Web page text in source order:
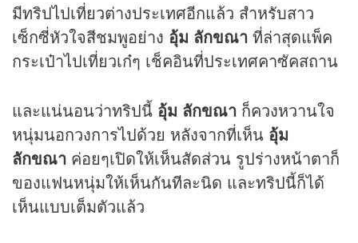
มีทริปไปเที่ยวต่างประเทศอีกแล้ว สำหรับสาว
เซ็กซี่หัวใจสีชมพูอย่าง อุ้ม ลักขณา ที่ล่าสุดแพ็ค
กระเป๋าไปเที่ยวเก๋ๆ เช็คอินที่ประเทศคาซัคสถาน
และแน่นอนว่าทริปนี้ อุ้ม ลักขณา ก็ควงหวานใจ
หนุ่มนอกวงการไปด้วย หลังจากที่เห็น อุ้ม
ลักขณา ค่อยๆเปิดให้เห็นสัดส่วน รูปร่างหน้าตาก็
ของแฟนหนุ่มให้เห็นกันทีละนิด และทริปนี้ก็ได้
เห็นแบบเต็มตัวแล้ว